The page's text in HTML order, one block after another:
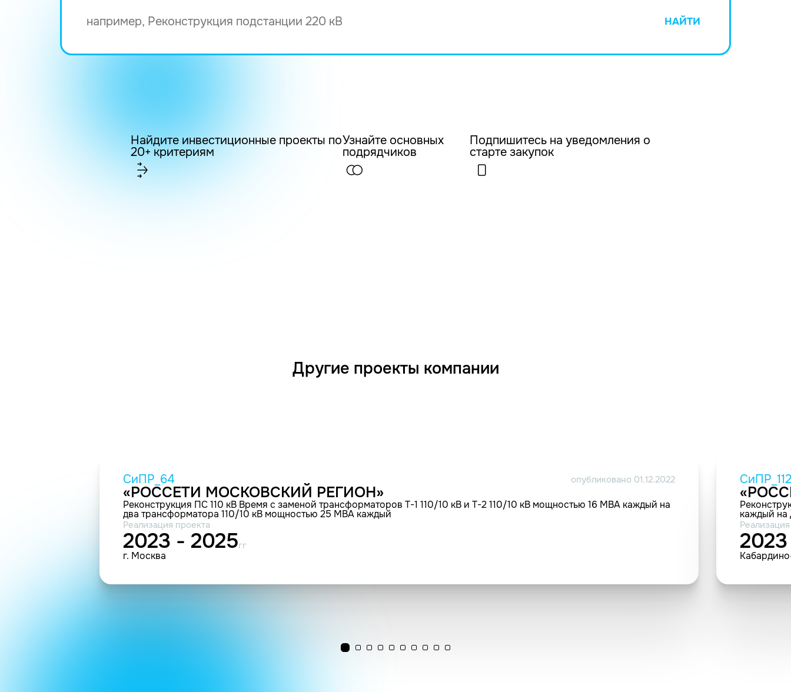
НАЙТИ
Найдите инвестиционные проекты по
20+ критериям
Узнайте основных
подрядчиков
Подпишитесь на уведомления о
старте закупок
Другие проекты компании
СиПР_64 опубликовано 01.12.2022
«РОССЕТИ МОСКОВСКИЙ РЕГИОН»
Реконструкция ПС 110 кВ Время с заменой трансформаторов Т-1 110/10 кВ и Т-2 110/10 кВ мощностью 16 МВА каждый на
два трансформатора 110/10 кВ мощностью 25 МВА каждый
Реализация проекта
2023 - 2025гг
г. Москва
каждый